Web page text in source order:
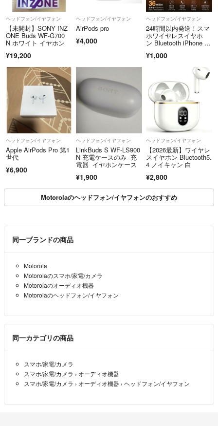
ヘッドフォン/イヤフォン
【未開封】SONY INZ
ONE Buds WF-G700
N ホワイト イヤホン
¥19,200
ヘッドフォン/イヤフォン
AirPods pro
¥4,000
ヘッドフォン/イヤフォン
24時間以内発送！スマ
ホワイヤレスイヤホ
ン Bluetooth iPhone an
51
¥1,000
ヘッドフォン/イヤフォン
Apple AirPods Pro 第1
世代
¥6,900
ヘッドフォン/イヤフォン
LinkBuds S WF-LS900
N 充電ケースのみ 充
電器 イヤホンケース
¥1,900
ヘッドフォン/イヤフォン
【2026最新】ワイヤレ
スイヤホン Bluetooth5.
4 ノイキャン 白
¥2,800
Motorolaのヘッドフォン/イヤフォンのおすすめ
同一ブランドの商品
Motorola
Motorolaのスマホ/家電/カメラ
Motorolaのオーディオ機器
Motorolaのヘッドフォン/イヤフォン
同一カテゴリの商品
スマホ/家電/カメラ
スマホ/家電/カメラ › オーディオ機器
スマホ/家電/カメラ › オーディオ機器 › ヘッドフォン/イヤフォン